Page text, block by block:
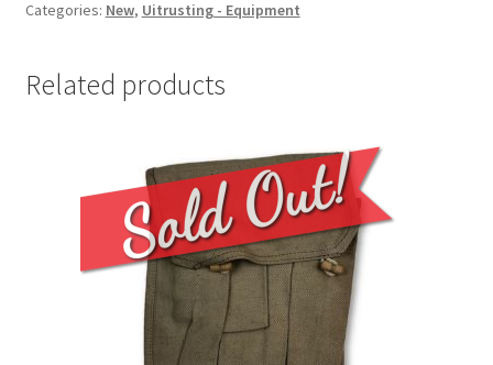
Reichsarbeitsdienst
Categories: New, Uitrusting - Equipment
Related products